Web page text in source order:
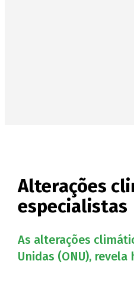
Alterações
especialistas
As alterações
Unidas (ONU),